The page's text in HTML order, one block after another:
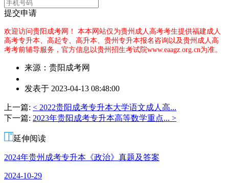
提交申请
欢迎访问贵阳成考网！ 本本网站仅为贵州成人高考考生提供福建成人
高考专升本、高起专、高升本、贵州专升本报名咨询以及贵州成人高
考考前辅导服务，官方信息以贵州招生考试院www.eaagz.org.cn为准。
来源：贵阳成考网
者：
老
师
发表于 2023-04-13 08:48:00
上一篇: < 2022贵阳成考专升本大学语文成人高...
下一篇: 2023年贵阳成考专升本高等数学重点... >
延伸阅读
2024年贵州成考专升本《政治》真题及答案
2024-10-29